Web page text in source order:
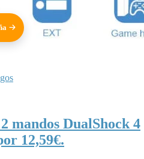
mandos DualShock 4
12,59€.